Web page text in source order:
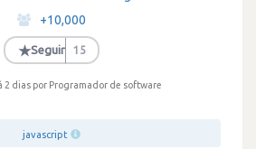
·
+10,000
·
★Seguir 15
2 dias por Programador de software
javascript